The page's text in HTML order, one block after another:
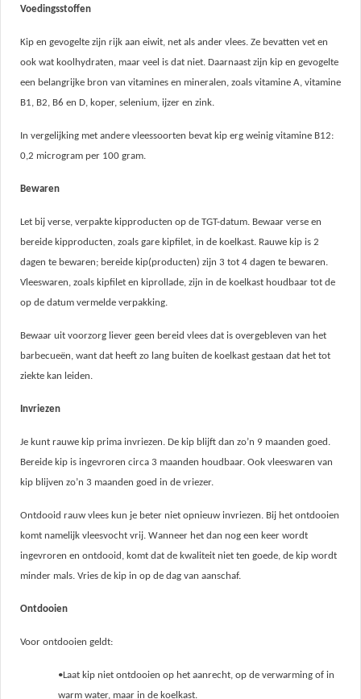
Voedingsstoffen
Kip en gevogelte zijn rijk aan eiwit, net als ander vlees. Ze bevatten vet en
ook wat koolhydraten, maar veel is dat niet. Daarnaast zijn kip en gevogelte
een belangrijke bron van vitamines en mineralen, zoals vitamine A, vitamine
B1, B2, B6 en D, koper, selenium, ijzer en zink.
In vergelijking met andere vleessoorten bevat kip erg weinig vitamine B12:
0,2 microgram per 100 gram.
Bewaren
Let bij verse, verpakte kipproducten op de TGT-datum. Bewaar verse en
bereide kipproducten, zoals gare kipfilet, in de koelkast. Rauwe kip is 2
dagen te bewaren; bereide kip(producten) zijn 3 tot 4 dagen te bewaren.
Vleeswaren, zoals kipfilet en kiprollade, zijn in de koelkast houdbaar tot de
op de datum vermelde verpakking.
Bewaar uit voorzorg liever geen bereid vlees dat is overgebleven van het
barbecueën, want dat heeft zo lang buiten de koelkast gestaan dat het tot
ziekte kan leiden.
Invriezen
Je kunt rauwe kip prima invriezen. De kip blijft dan zo’n 9 maanden goed.
Bereide kip is ingevroren circa 3 maanden houdbaar. Ook vleeswaren van
kip blijven zo’n 3 maanden goed in de vriezer.
Ontdooid rauw vlees kun je beter niet opnieuw invriezen. Bij het ontdooien
komt namelijk vleesvocht vrij. Wanneer het dan nog een keer wordt
ingevroren en ontdooid, komt dat de kwaliteit niet ten goede, de kip wordt
minder mals. Vries de kip in op de dag van aanschaf.
Ontdooien
Voor ontdooien geldt:
•Laat kip niet ontdooien op het aanrecht, op de verwarming of in
warm water, maar in de koelkast.